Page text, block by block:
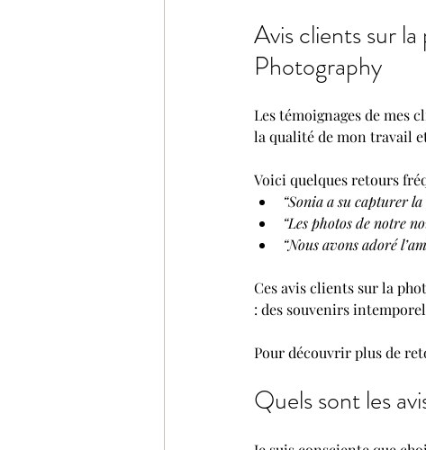
Avis clients sur
Photography
Les témoignages de mes
la qualité de mon travail
Voici quelques retours
“Sonia a su capturer la
“Les photos de notre
“Nous avons adoré
Ces avis clients sur la
: des souvenirs
Pour découvrir plus de
Quels sont les